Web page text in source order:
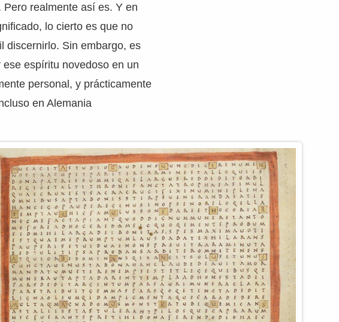
Pero realmente así es. Y en
lo cierto es que no
discernirlo. Sin embargo, es
ese espíritu novedoso en un
personal, y prácticamente
en Alemania